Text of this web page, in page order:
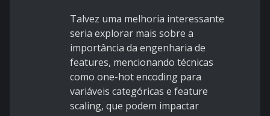
Talvez uma melhoria interessante
seria explorar mais sobre a
importância da engenharia de
features, mencionando técnicas
como one-hot encoding para
variáveis categóricas e feature
scaling, que podem impactar